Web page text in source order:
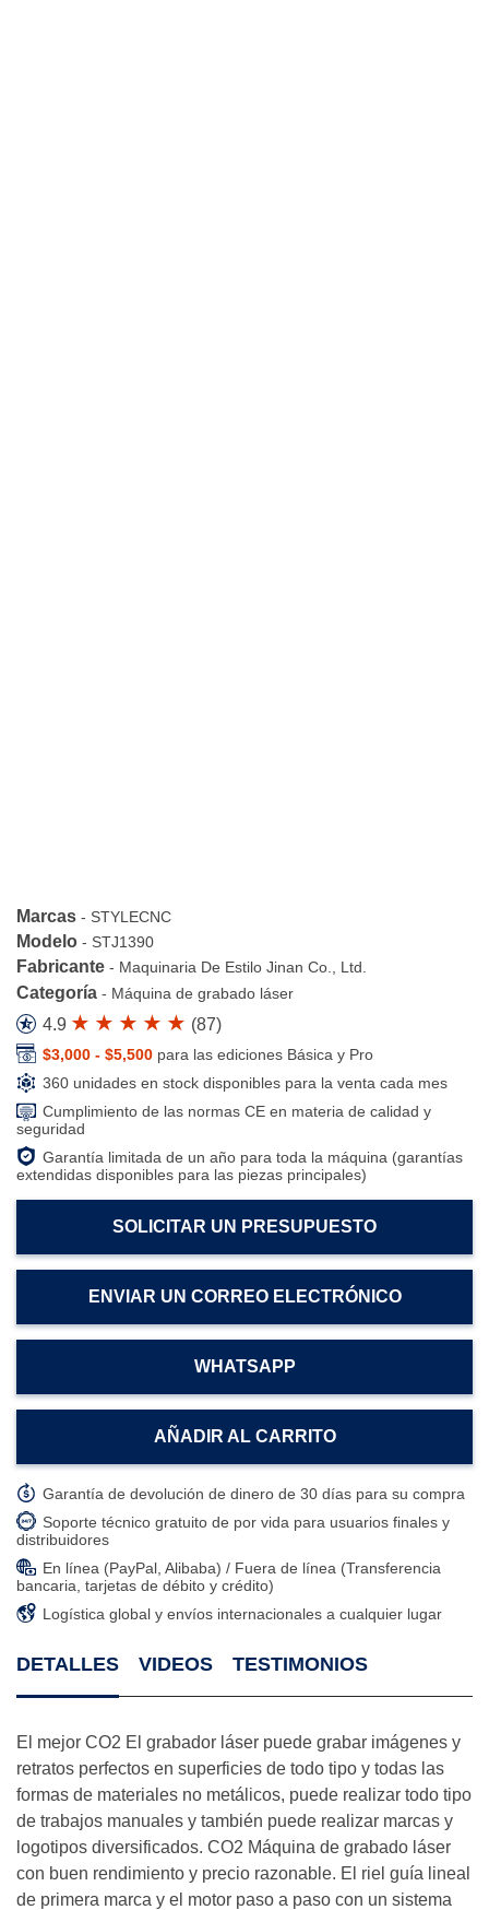
Marcas - STYLECNC
Modelo - STJ1390
Fabricante - Maquinaria De Estilo Jinan Co., Ltd.
Categoría - Máquina de grabado láser
4.9 (87)
$3,000 - $5,500 para las ediciones Básica y Pro
360 unidades en stock disponibles para la venta cada mes
Cumplimiento de las normas CE en materia de calidad y
seguridad
Garantía limitada de un año para toda la máquina (garantías
extendidas disponibles para las piezas principales)
SOLICITAR UN PRESUPUESTO
ENVIAR UN CORREO ELECTRÓNICO
WHATSAPP
AÑADIR AL CARRITO
Garantía de devolución de dinero de 30 días para su compra
Soporte técnico gratuito de por vida para usuarios finales y
distribuidores
En línea (PayPal, Alibaba) / Fuera de línea (Transferencia
bancaria, tarjetas de débito y crédito)
Logística global y envíos internacionales a cualquier lugar
DETALLES VIDEOS TESTIMONIOS
El mejor CO2 El grabador láser puede grabar imágenes y
retratos perfectos en superficies de todo tipo y todas las
formas de materiales no metálicos, puede realizar todo tipo
de trabajos manuales y también puede realizar marcas y
logotipos diversificados. CO2 Máquina de grabado láser
con buen rendimiento y precio razonable. El riel guía lineal
de primera marca y el motor paso a paso con un sistema